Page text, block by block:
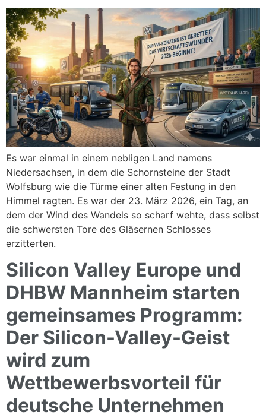
Es war einmal in einem nebligen Land namens
Niedersachsen, in dem die Schornsteine der Stadt
Wolfsburg wie die Türme einer alten Festung in den
Himmel ragten. Es war der 23. März 2026, ein Tag, an
dem der Wind des Wandels so scharf wehte, dass selbst
die schwersten Tore des Gläsernen Schlosses
erzitterten.
Silicon Valley Europe und
DHBW Mannheim starten
gemeinsames Programm:
Der Silicon-Valley-Geist
wird zum
Wettbewerbsvorteil für
deutsche Unternehmen